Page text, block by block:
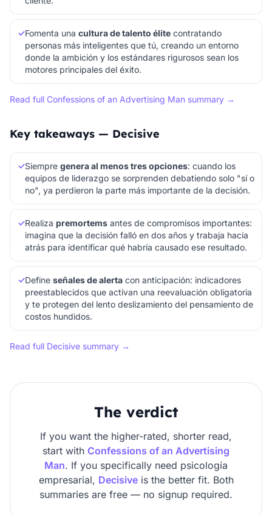
✓Fomenta una cultura de talento élite contratando
personas más inteligentes que tú, creando un entorno
donde la ambición y los estándares rigurosos sean los
motores principales del éxito.
Read full Confessions of an Advertising Man summary →
Key takeaways — Decisive
✓Siempre genera al menos tres opciones: cuando los
equipos de liderazgo se sorprenden debatiendo solo "sí o
no", ya perdieron la parte más importante de la decisión.
✓Realiza premortems antes de compromisos importantes:
imagina que la decisión falló en dos años y trabaja hacia
atrás para identificar qué habría causado ese resultado.
✓Define señales de alerta con anticipación: indicadores
preestablecidos que activan una reevaluación obligatoria
y te protegen del lento deslizamiento del pensamiento de
costos hundidos.
Read full Decisive summary →
The verdict
If you want the higher-rated, shorter read,
start with Confessions of an Advertising
Man. If you specifically need psicología
empresarial, Decisiveis the better fit. Both
summaries are free — no signup required.